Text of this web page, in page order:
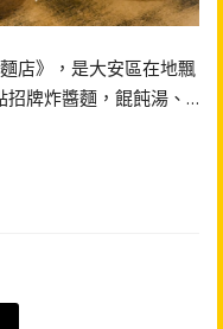
店》，是大安區在地飄
招牌炸醬麵，餛飩湯、…